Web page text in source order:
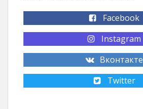
Facebook
Instagram
Вконтакте
Twitter